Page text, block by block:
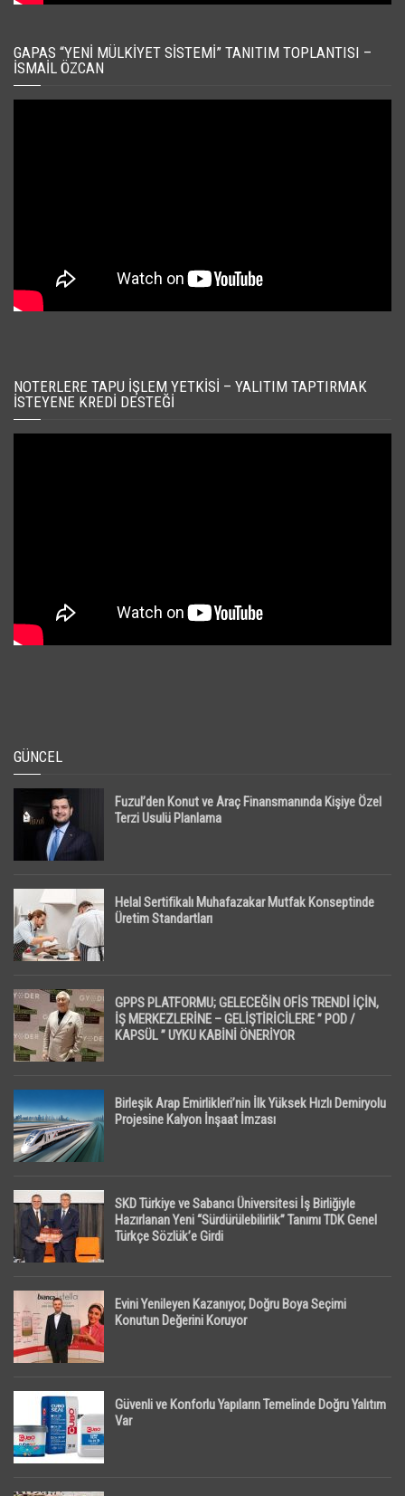
GAPAS “YENI MÜLKIYET SISTEMI” TANITIM TOPLANTISI –
İSMAIL ÖZCAN
NOTERLERE TAPU İŞLEM YETKISI – YALITIM TAPTIRMAK
İSTEYENE KREDI DESTEĞI
GÜNCEL
Fuzul’den Konut ve Araç Finansmanında Kişiye Özel
Terzi Usulü Planlama
Helal Sertifikalı Muhafazakar Mutfak Konseptinde
Üretim Standartları
GPPS PLATFORMU; GELECEĞİN OFİS TRENDİ İÇİN,
İŞ MERKEZLERİNE – GELİŞTİRİCİLERE ” POD /
KAPSÜL ” UYKU KABİNİ ÖNERİYOR
Birleşik Arap Emirlikleri’nin İlk Yüksek Hızlı Demiryolu
Projesine Kalyon İnşaat İmzası
SKD Türkiye ve Sabancı Üniversitesi İş Birliğiyle
Hazırlanan Yeni “Sürdürülebilirlik” Tanımı TDK Genel
Türkçe Sözlük’e Girdi
Evini Yenileyen Kazanıyor, Doğru Boya Seçimi
Konutun Değerini Koruyor
Güvenli ve Konforlu Yapıların Temelinde Doğru Yalıtım
Var